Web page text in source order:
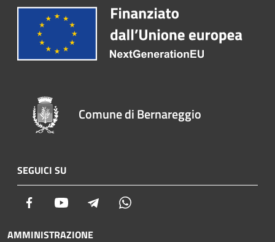
Comune di Bernareggio
SEGUICI SU
Facebook Youtube Telegram
AMMINISTRAZIONE